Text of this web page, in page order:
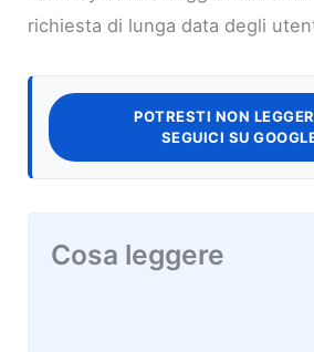
richiesta di lunga data degli
POTRESTI NON
SEGUICI SU
Cosa leggere